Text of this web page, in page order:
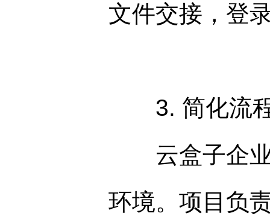
文件交接，登
3. 简化流
云盒子企业
环境。项目负